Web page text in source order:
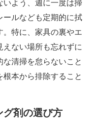
いよう、週に一度は掃
ールなども定期的に拭
。特に、家具の裏やエ
えない場所も忘れずに
清掃を怠らないこと
本から排除すること
グ剤の選び方